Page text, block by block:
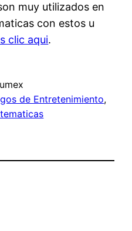
muy utilizados en
con estos u
clic aqui.
de Entretenimiento